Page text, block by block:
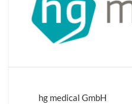
hg medical GmbH